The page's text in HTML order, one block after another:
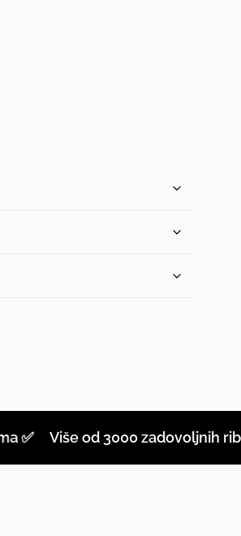
Više od 3000 zadovoljnih